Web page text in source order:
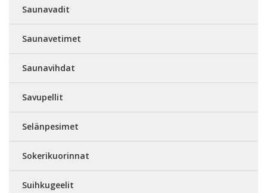
Saunavadit
Saunavetimet
Saunavihdat
Savupellit
Selänpesimet
Sokerikuorinnat
Suihkugeelit